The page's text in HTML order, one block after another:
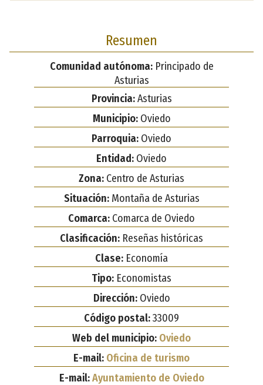
Resumen
Comunidad autónoma:Principado de
Asturias
Provincia:Asturias
Municipio:Oviedo
Parroquia: Oviedo
Entidad: Oviedo
Zona: Centro de Asturias
Situación:Montaña de Asturias
Comarca: Comarca de Oviedo
Clasificación: Reseñas históricas
Clase: Economía
Tipo: Economistas
Dirección:Oviedo
Código postal:33009
Web del municipio: Oviedo
E-mail: Oficina de turismo
E-mail:Ayuntamiento de Oviedo